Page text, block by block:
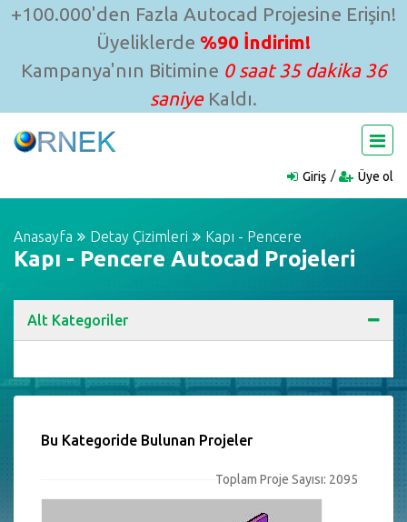
+100.000'den Fazla Autocad Projesine Erişin!
Üyeliklerde %90 İndirim!
Kampanya'nın Bitimine 0 saat 35 dakika 35
saniyeKaldı.
Giriş Üye ol
Anasayfa Detay Çizimleri Kapı - Pencere
Kapı - Pencere Autocad Projeleri
Alt Kategoriler
Bu Kategoride Bulunan Projeler
Toplam Proje Sayısı: 2095